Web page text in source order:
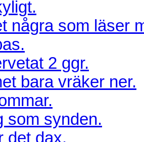
några som läser
2 ggr.
bara vräker ner.
som synden.
det dax.